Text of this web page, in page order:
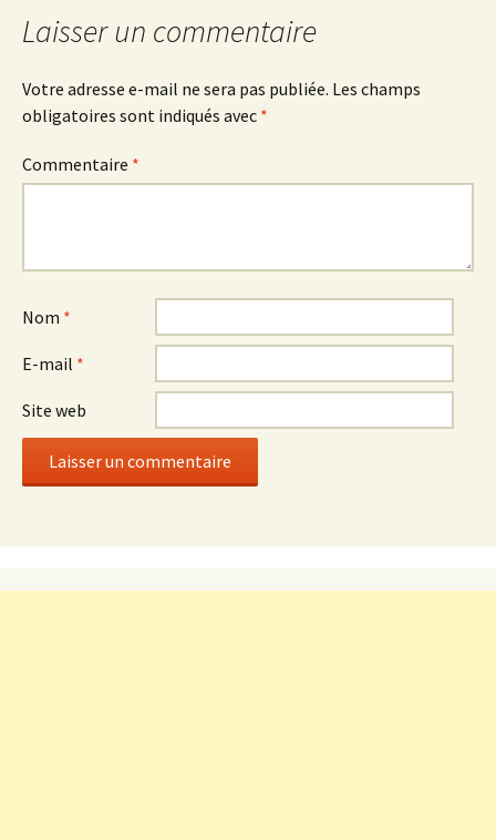
articles
Laisser un commentaire
Votre adresse e-mail ne sera pas publiée. Les champs
obligatoires sont indiqués avec *
Commentaire *
Nom *
E-mail *
Site web